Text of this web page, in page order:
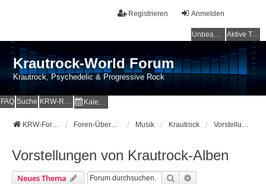
Anmelden
Registrieren
Unbeantwortete Themen Aktive Themen
Krautrock-World Forum
Krautrock, Psychedelic & Progressive Rock
FAQ Suche KRW-Radio Kalender
KRW-Forum Foren-Übersicht Musik Krautrock Vorstellungen von Krautrock-Alben
Vorstellungen von Krautrock-Alben
Neues Thema Suche